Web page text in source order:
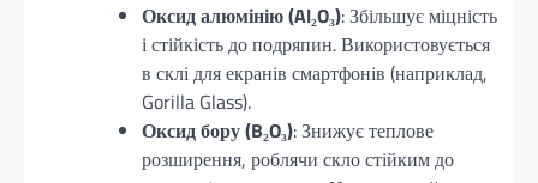
Оксид алюмінію (Al₂O₃): Збільшує міцність
і стійкість до подряпин. Використовується
в склі для екранів смартфонів (наприклад,
Gorilla Glass).
Оксид бору (B₂O₃): Знижує теплове
розширення, роблячи скло стійким до